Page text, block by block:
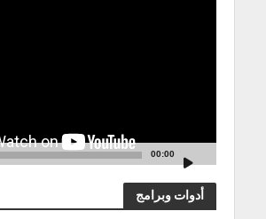
00:00
أدوات وبرامج